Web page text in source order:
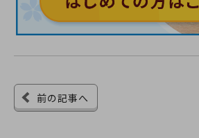
前の記事へ